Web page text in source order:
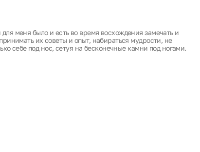
меня было и есть во время восхождения замечать и
их советы и опыт, набираться мудрости, не
себе под нос, сетуя на бесконечные камни под ногами.